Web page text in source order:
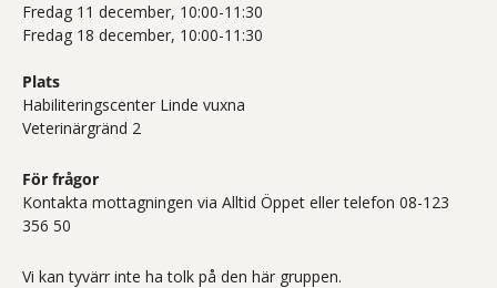
Fredag 11 december, 10:00-11:30
Fredag 18 december, 10:00-11:30
Plats
Habiliteringscenter Linde vuxna
Veterinärgränd 2
För frågor
Kontakta mottagningen via Alltid Öppet eller telefon 08-123
356 50
Vi kan tyvärr inte ha tolk på den här gruppen.